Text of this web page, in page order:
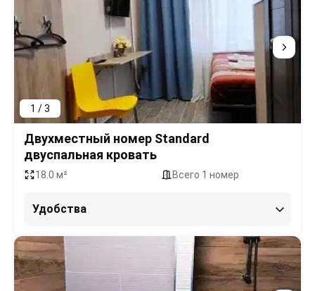
1 / 3
Двухместный номер Standard
двуспальная кровать
18.0 м² Всего 1 номер
Удобства